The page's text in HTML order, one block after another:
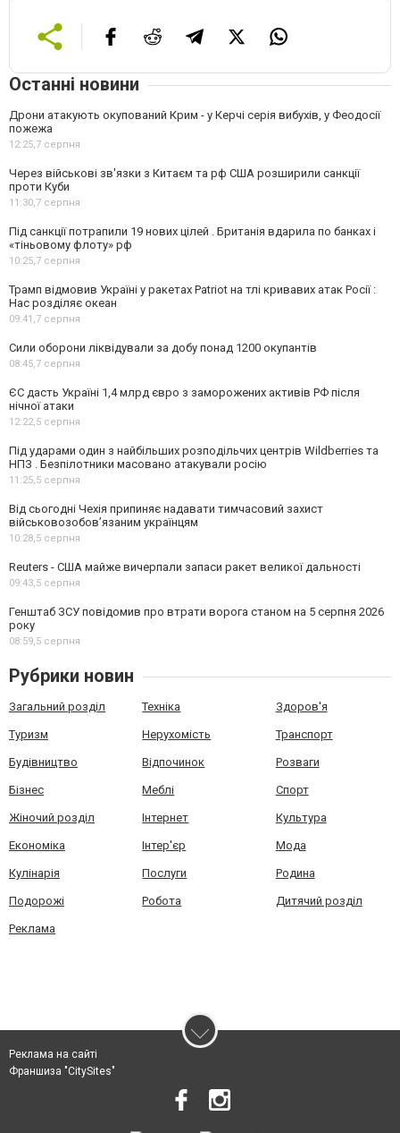
Останні новини
Дрони атакують окупований Крим - у Керчі серія вибухів, у Феодосії
пожежа
12:25,7 серпня
Через військові зв'язки з Китаєм та рф США розширили санкції
проти Куби
11:30,7 серпня
Під санкції потрапили 19 нових цілей . Британія вдарила по банках і
«тіньовому флоту» рф
10:25,7 серпня
Трамп відмовив Україні у ракетах Patriot на тлі кривавих атак Росії :
Нас розділяє океан
09:41,7 серпня
Сили оборони ліквідували за добу понад 1200 окупантів
08:45,7 серпня
ЄС дасть Україні 1,4 млрд євро з заморожених активів РФ після
нічної атаки
12:22,5 серпня
Під ударами один з найбільших розподільчих центрів Wildberries та
НПЗ . Безпілотники масовано атакували росію
11:25,5 серпня
Від сьогодні Чехія припиняє надавати тимчасовий захист
військовозобов’язаним українцям
10:28,5 серпня
Reuters - США майже вичерпали запаси ракет великої дальності
09:43,5 серпня
Генштаб ЗСУ повідомив про втрати ворога станом на 5 серпня 2026
року
08:59,5 серпня
Рубрики новин
Загальний розділ Техніка Здоров'я
Туризм Нерухомість Транспорт
Будівництво Відпочинок Розваги
Бізнес Меблі Спорт
Жіночий розділ Інтернет Культура
Економіка Інтер'єр Мода
Кулінарія Послуги Родина
Подорожі Робота Дитячий розділ
Реклама
Реклама на сайті
Франшиза "CitySites"